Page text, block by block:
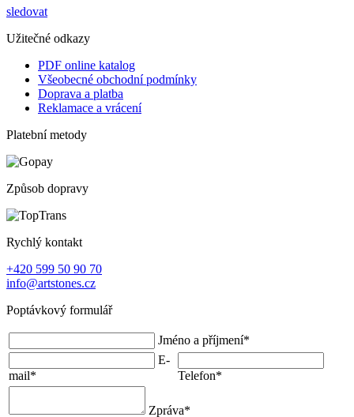
sledovat
Užitečné odkazy
PDF online katalog
Všeobecné obchodní podmínky
Doprava a platba
Reklamace a vrácení
Platební metody
Způsob dopravy
Rychlý kontakt
+420 599 50 90 70
info@artstones.cz
Poptávkový formulář
Jméno a příjmení*
E-
mail* Telefon*
Zpráva*